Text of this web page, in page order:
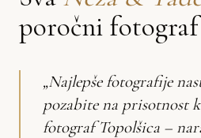
poročni fotograf
„Najlepše fotografije
pozabite na prisotnost
fotograf Topolšica –